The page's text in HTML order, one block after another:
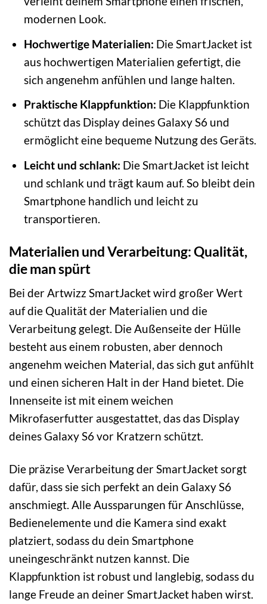
modernen Look.
Hochwertige Materialien: Die SmartJacket ist
aus hochwertigen Materialien gefertigt, die
sich angenehm anfühlen und lange halten.
Praktische Klappfunktion: Die Klappfunktion
schützt das Display deines Galaxy S6 und
ermöglicht eine bequeme Nutzung des Geräts.
Leicht und schlank: Die SmartJacket ist leicht
und schlank und trägt kaum auf. So bleibt dein
Smartphone handlich und leicht zu
transportieren.
Materialien und Verarbeitung: Qualität,
die man spürt
Bei der Artwizz SmartJacket wird großer Wert
auf die Qualität der Materialien und die
Verarbeitung gelegt. Die Außenseite der Hülle
besteht aus einem robusten, aber dennoch
angenehm weichen Material, das sich gut anfühlt
und einen sicheren Halt in der Hand bietet. Die
Innenseite ist mit einem weichen
Mikrofaserfutter ausgestattet, das das Display
deines Galaxy S6 vor Kratzern schützt.
Die präzise Verarbeitung der SmartJacket sorgt
dafür, dass sie sich perfekt an dein Galaxy S6
anschmiegt. Alle Aussparungen für Anschlüsse,
Bedienelemente und die Kamera sind exakt
platziert, sodass du dein Smartphone
uneingeschränkt nutzen kannst. Die
Klappfunktion ist robust und langlebig, sodass du
lange Freude an deiner SmartJacket haben wirst.